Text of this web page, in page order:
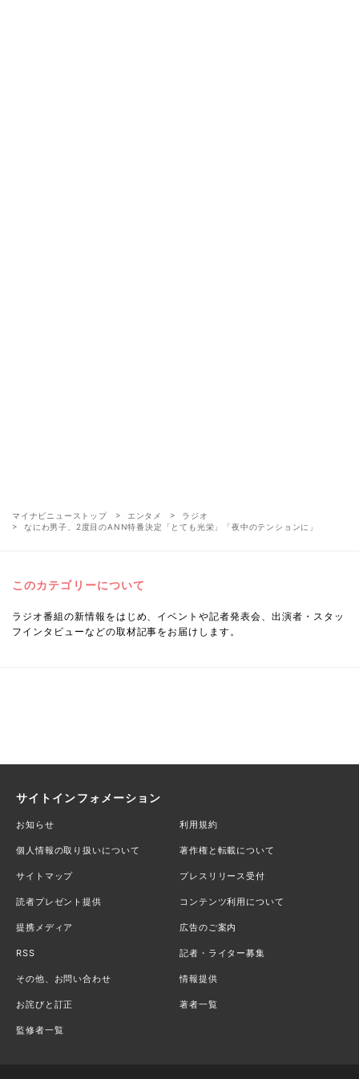
マイナビニューストップ エンタメ
ラジオ
なにわ男子、2度目のANN特番決定「とても光栄」「夜中のテンションに」
このカテゴリーについて
ラジオ番組の新情報をはじめ、イベントや記者発表会、出演者・スタッ
フインタビューなどの取材記事をお届けします。
サイトインフォメーション
お知らせ 利用規約
個人情報の取り扱いについて 著作権と転載について
サイトマップ プレスリリース受付
読者プレゼント提供 コンテンツ利用について
提携メディア 広告のご案内
RSS 記者・ライター募集
その他、お問い合わせ 情報提供
お詫びと訂正 著者一覧
監修者一覧